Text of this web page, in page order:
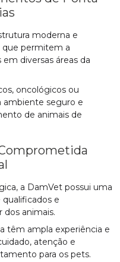
moderna e
que permitem a
diversas áreas da
oncológicos ou
ambiente seguro e
de animais de
a DamVet possui uma
e
animais.
têm ampla experiência e
atenção e
para os pets.